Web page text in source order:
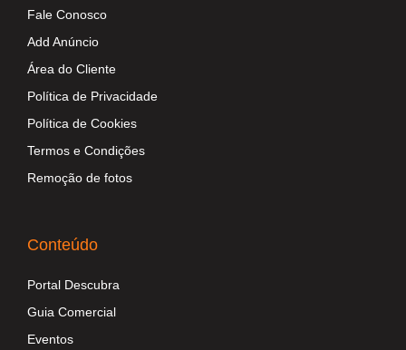
Fale Conosco
Add Anúncio
Área do Cliente
Política de Privacidade
Política de Cookies
Termos e Condições
Remoção de fotos
Conteúdo
Portal Descubra
Guia Comercial
Eventos